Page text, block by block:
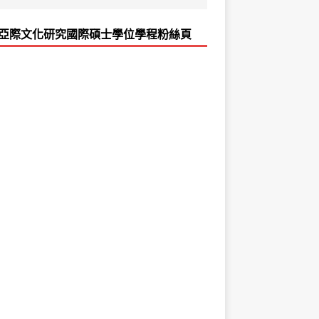
際文化研究國際碩士學位學程粉絲頁